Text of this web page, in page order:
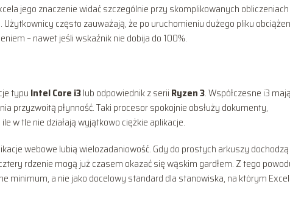
jego znaczenie widać szczególnie przy skomplikowanych
często zauważają, że po uruchomieniu dużego pliku
– nawet jeśli wskaźnik nie dobija do 100%.
typu Intel Core i3lub odpowiednik z serii Ryzen 3. Współczesne i3 mają
przyzwoitą płynność. Taki procesor spokojnie obsłuży dokumenty,
w tle nie działają wyjątkowo ciężkie aplikacje.
webowe lubią wielozadaniowość. Gdy do prostych arkuszy dochodzą
rdzenie mogą już czasem okazać się wąskim gardłem. Z tego
minimum, a nie jako docelowy standard dla stanowiska, na którym